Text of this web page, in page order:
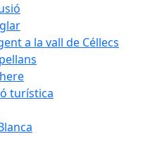
a la vall de Céllecs
turística